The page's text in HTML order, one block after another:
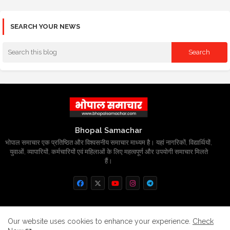
SEARCH YOUR NEWS
Bhopal Samachar
भोपाल समाचार एक प्रतिष्ठित और विश्वसनीय समाचार माध्यम है। यहां नागरिकों, विद्यार्थियों,
युवाओं, व्यापारियों, कर्मचारियों एवं महिलाओं के लिए महत्वपूर्ण और उपयोगी समाचार मिलते
हैं।
Home About Contact us Privacy Policy
Our website uses cookies to enhance your experience. Check